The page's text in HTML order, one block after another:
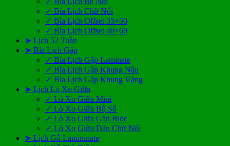
✓ Bìa Lịch Chữ Nổi
✓ Bìa Lịch Offset 35×50
✓ Bìa Lịch Offset 40×60
➤ Lịch 52 Tuần
➤ Bìa Lịch Gập
✓ Bìa Lịch Gập Laminate
✓ Bìa Lịch Gập Khung Nâu
✓ Bìa Lịch Gập Khung Vàng
➤ Lịch Lò Xo Giữa
✓ Lò Xo Giữa Mini
✓ Lò Xo Giữa Bộ Số
✓ Lò Xo Giữa Gắn Bloc
✓ Lò Xo Giữa Dán Chữ Nổi
➤ Lịch Gỗ Lamininate